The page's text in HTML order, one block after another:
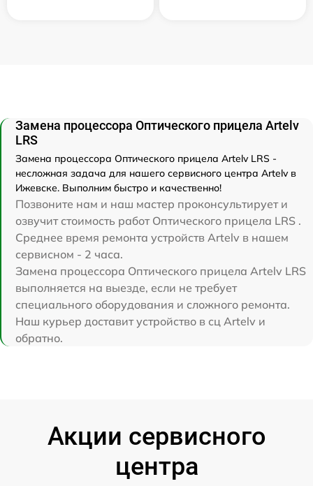
Замена процессора Оптического прицела Artelv
LRS
Замена процессора Оптического прицела Artelv LRS -
несложная задача для нашего сервисного центра Artelv в
Ижевске. Выполним быстро и качественно!
Позвоните нам и наш мастер проконсультирует и
озвучит стоимость работ Оптического прицела LRS .
Среднее время ремонта устройств Artelv в нашем
сервисном - 2 часа.
Замена процессора Оптического прицела Artelv LRS
выполняется на выезде, если не требует
специального оборудования и сложного ремонта.
Наш курьер доставит устройство в сц Artelv и
обратно.
Акции сервисного
центра